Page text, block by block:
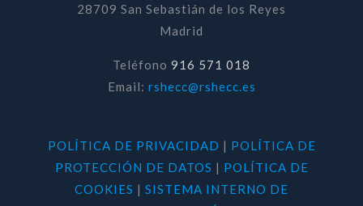
28709 San Sebastián de los Reyes
Madrid
Teléfono 916 571 018
Email: rshecc@rshecc.es
POLÍTICA DE PRIVACIDAD | POLÍTICA DE
PROTECCIÓN DE DATOS | POLÍTICA DE
COOKIES | SISTEMA INTERNO DE